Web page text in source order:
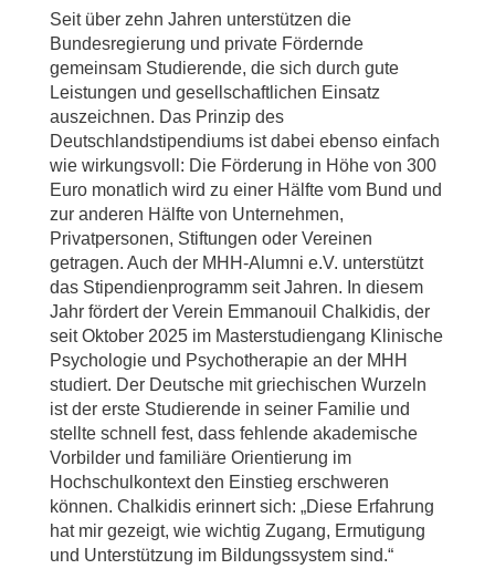
Seit über zehn Jahren unterstützen die
Bundesregierung und private Fördernde
gemeinsam Studierende, die sich durch gute
Leistungen und gesellschaftlichen Einsatz
auszeichnen. Das Prinzip des
Deutschlandstipendiums ist dabei ebenso einfach
wie wirkungsvoll: Die Förderung in Höhe von 300
Euro monatlich wird zu einer Hälfte vom Bund und
zur anderen Hälfte von Unternehmen,
Privatpersonen, Stiftungen oder Vereinen
getragen. Auch der MHH-Alumni e.V. unterstützt
das Stipendienprogramm seit Jahren. In diesem
Jahr fördert der Verein Emmanouil Chalkidis, der
seit Oktober 2025 im Masterstudiengang Klinische
Psychologie und Psychotherapie an der MHH
studiert. Der Deutsche mit griechischen Wurzeln
ist der erste Studierende in seiner Familie und
stellte schnell fest, dass fehlende akademische
Vorbilder und familiäre Orientierung im
Hochschulkontext den Einstieg erschweren
können. Chalkidis erinnert sich: „Diese Erfahrung
hat mir gezeigt, wie wichtig Zugang, Ermutigung
und Unterstützung im Bildungssystem sind.“